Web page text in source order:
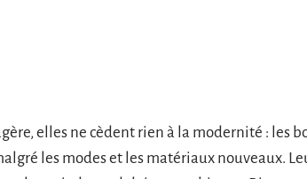
elles ne cèdent rien à la modernité : les
les modes et les matériaux nouveaux.